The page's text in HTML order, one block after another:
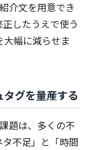
介文を用意でき
したうえで使う
幅に減らせま
グを量産する
題は、多くの不
不足」と「時間